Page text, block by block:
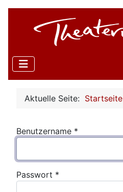
Aktuelle Seite: Startseite
Benutzername *
Passwort *